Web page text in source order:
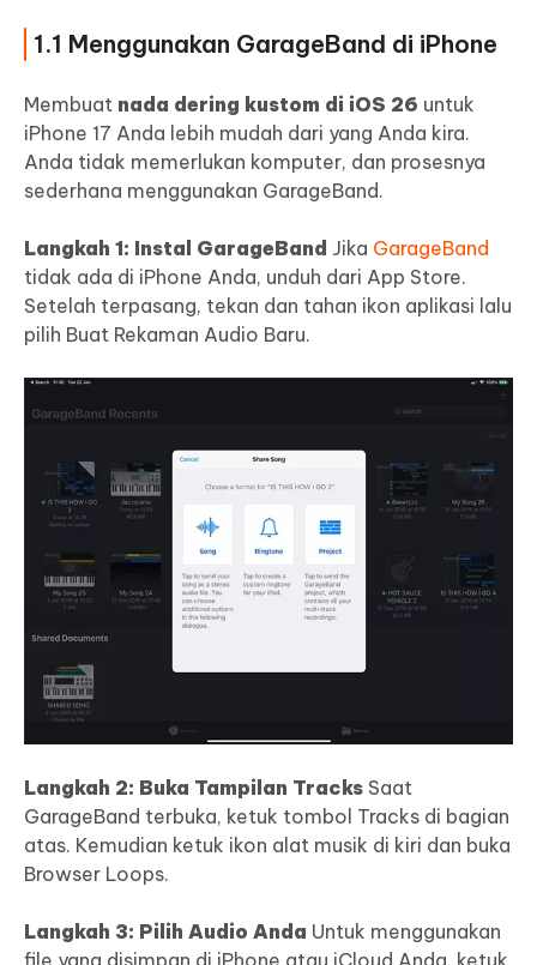
1.1 Menggunakan GarageBand di iPhone
Membuat nada dering kustom di iOS 26 untuk
iPhone 17 Anda lebih mudah dari yang Anda kira.
Anda tidak memerlukan komputer, dan prosesnya
sederhana menggunakan GarageBand.
Langkah 1: Instal GarageBand Jika GarageBand
tidak ada di iPhone Anda, unduh dari App Store.
Setelah terpasang, tekan dan tahan ikon aplikasi lalu
pilih Buat Rekaman Audio Baru.
Langkah 2: Buka Tampilan Tracks Saat
GarageBand terbuka, ketuk tombol Tracks di bagian
atas. Kemudian ketuk ikon alat musik di kiri dan buka
Browser Loops.
Langkah 3: Pilih Audio Anda Untuk menggunakan